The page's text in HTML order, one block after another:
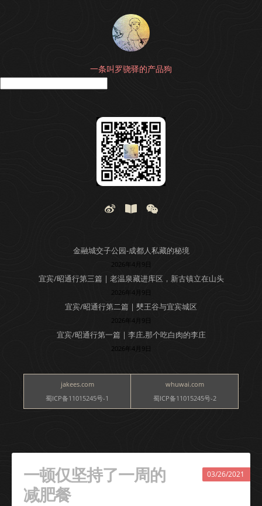
一条叫罗骁驿的产品狗
金融城交子公园-成都人私藏的秘境
2026年4月9日
宜宾/昭通行第三篇 | 老温泉藏进库区，新古镇立在山头
2026年4月9日
宜宾/昭通行第二篇 | 僰王谷与宜宾城区
2026年4月9日
宜宾/昭通行第一篇 | 李庄,那个吃白肉的李庄
2026年4月9日
jakees.com
蜀ICP备11015245号-1
whuwai.com
蜀ICP备11015245号-2
一顿仅坚持了一周的
减肥餐
03/26/2021